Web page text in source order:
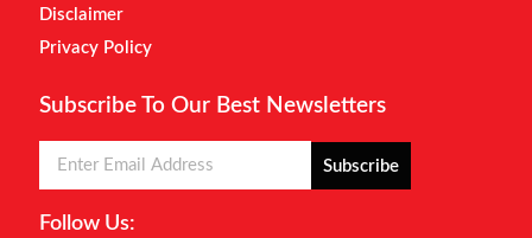
Disclaimer
Privacy Policy
Subscribe To Our Best Newsletters
Subscribe
Follow Us: